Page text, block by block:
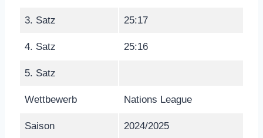
3. Satz 25:17
4. Satz 25:16
5. Satz
Wettbewerb Nations League
Saison 2024/2025